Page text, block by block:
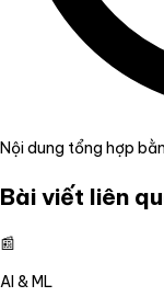
Nội dung tổng hợp
Bài viết liên
📰
AI & ML